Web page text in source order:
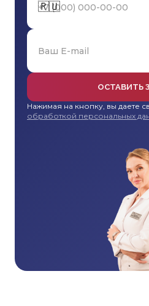
🇷🇺
ОСТАВИТЬ
Нажимая на кнопку, вы даете
обработкой персональных